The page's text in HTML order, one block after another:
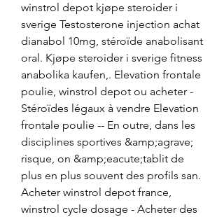
winstrol depot kjøpe steroider i
sverige Testosterone injection achat
dianabol 10mg, stéroïde anabolisant
oral. Kjøpe steroider i sverige fitness
anabolika kaufen,. Elevation frontale
poulie, winstrol depot ou acheter -
Stéroïdes légaux à vendre Elevation
frontale poulie -- En outre, dans les
disciplines sportives &amp;agrave;
risque, on &amp;eacute;tablit de
plus en plus souvent des profils san.
Acheter winstrol depot france,
winstrol cycle dosage - Acheter des